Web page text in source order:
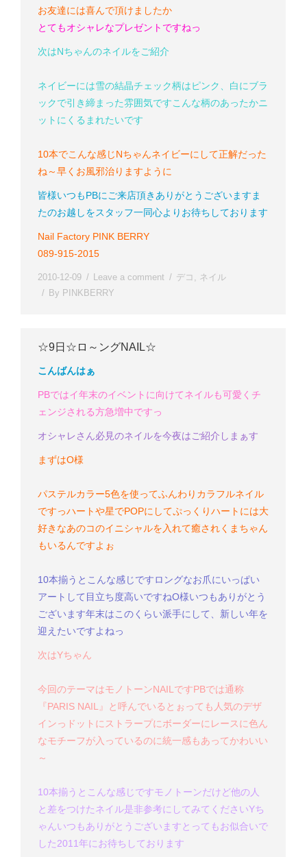
お友達には喜んで頂けましたか
とてもオシャレなプレゼントですねっ
次はNちゃんのネイルをご紹介
ネイビーには雪の結晶チェック柄はピンク、白にブラ
ックで引き締まった雰囲気ですこんな柄のあったかニ
ットにくるまれたいです
10本でこんな感じNちゃんネイビーにして正解だった
ね～早くお風邪治りますように
皆様いつもPBにご来店頂きありがとうございます ま
たのお越しをスタッフ一同心よりお待ちしております
Nail Factory PINK BERRY
089-915-2015
2010-12-09 Leave a comment デコ , ネイル
By PINKBERRY
☆9日☆ロ～ングNAIL☆
こんばんはぁ
PBではイ年末のイベントに向けてネイルも可愛くチ
ェンジされる方急増中ですっ
オシャレさん必見のネイルを今夜はご紹介しまぁす
まずはO様
パステルカラー5色を使ってふんわりカラフルネイル
ですっハートや星でPOPにしてぷっくりハートには大
好きなあのコのイニシャルを入れて癒されくまちゃん
もいるんですよぉ
10本揃うとこんな感じですロングなお爪にいっぱい
アートして目立ち度高いですねO様いつもありがとう
ございます年末はこのくらい派手にして、新しい年を
迎えたいですよねっ
次はYちゃん
今回のテーマはモノトーンNAILですPBでは通称
『PARIS NAIL』と呼んでいるとぉっても人気のデザ
インっ ドットにストラープにボーダーにレースに色ん
なモチーフが入っているのに統一感もあってかわいい
～
10本揃うとこんな感じですモノトーンだけど他の人
と差をつけたネイル是非参考にしてみてくださいYち
ゃんいつもありがとうございますとってもお似合いで
した2011年にお待ちしております